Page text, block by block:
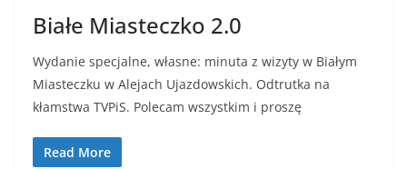
Białe Miasteczko 2.0
Wydanie specjalne, własne: minuta z wizyty w Białym
Miasteczku w Alejach Ujazdowskich. Odtrutka na
kłamstwa TVPiS. Polecam wszystkim i proszę
Read More